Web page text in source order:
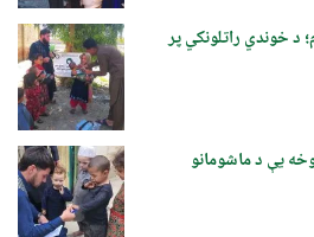
خوندي راتلونکي پر
یې د ماشومانو